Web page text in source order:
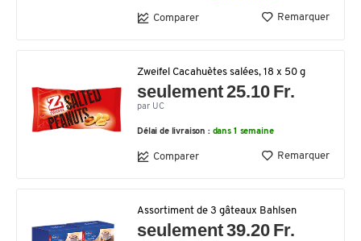
Comparer Remarquer
Zweifel Cacahuètes salées, 18 x 50 g
seulement 25.10 Fr.
par UC
Délai de livraison : dans 1 semaine
Comparer Remarquer
Assortiment de 3 gâteaux Bahlsen
seulement 39.20 Fr.